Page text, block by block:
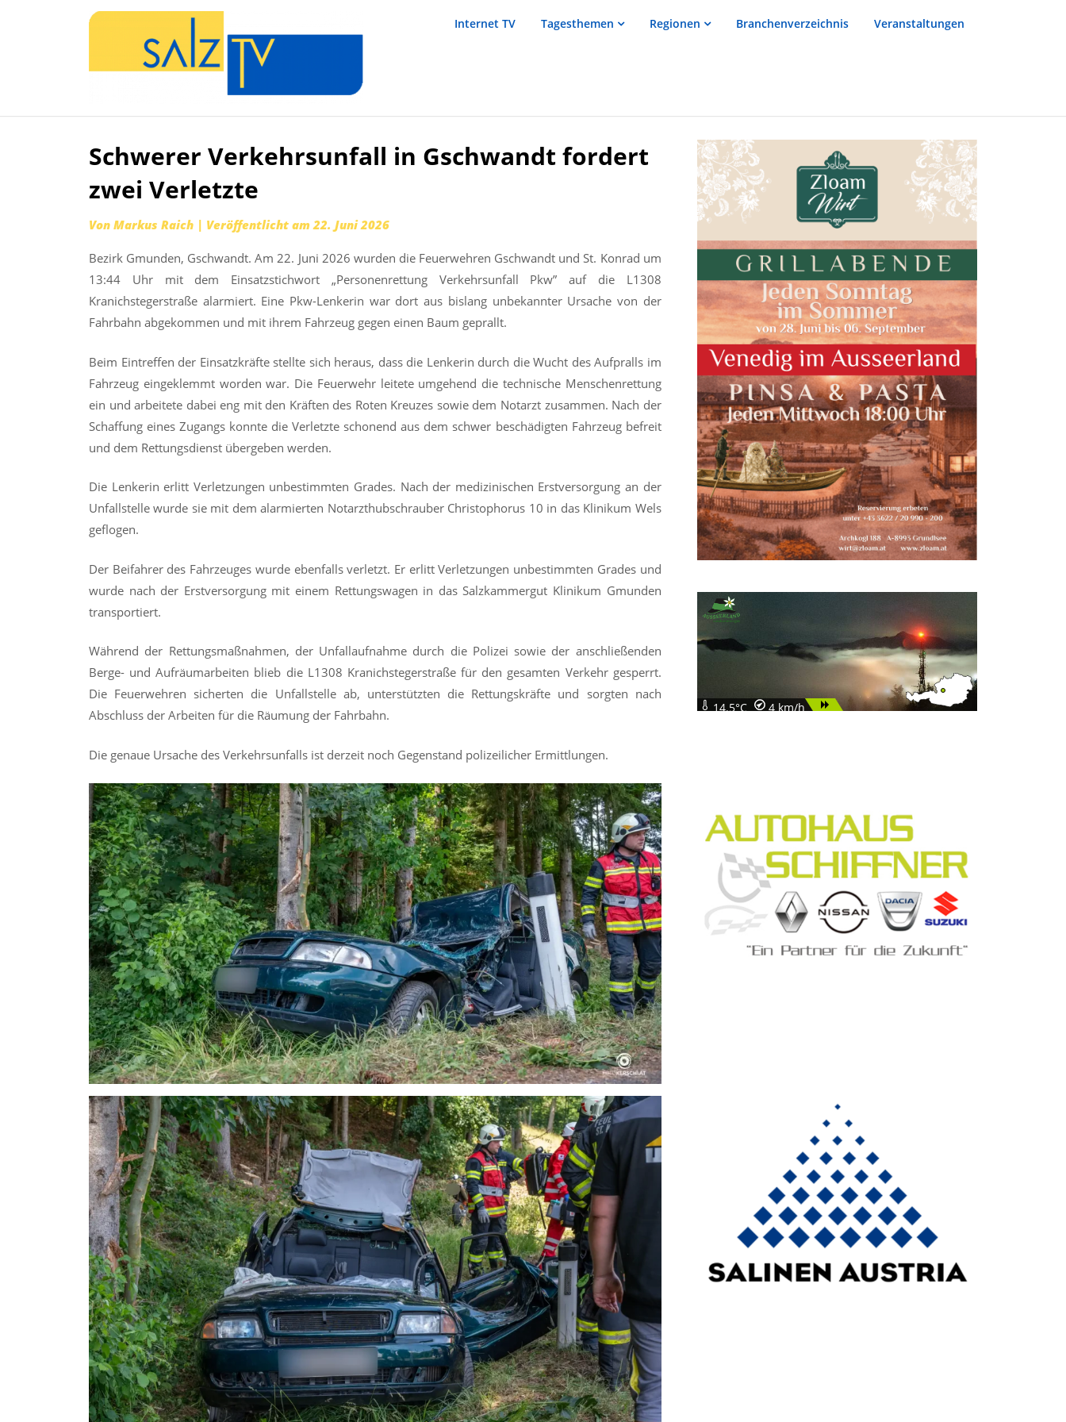
Internet TV Tagesthemen Regionen Branchenverzeichnis Veranstaltungen
Zum
springen
Schwerer Verkehrsunfall in Gschwandt fordert
zwei Verletzte
Von Markus Raich | Veröffentlicht am22. Juni 2026
Bezirk Gmunden, Gschwandt. Am 22. Juni 2026 wurden die Feuerwehren Gschwandt und St. Konrad um
13:44 Uhr mit dem Einsatzstichwort „Personenrettung Verkehrsunfall Pkw” auf die L1308
Kranichstegerstraße alarmiert. Eine Pkw-Lenkerin war dort aus bislang unbekannter Ursache von der
Fahrbahn abgekommen und mit ihrem Fahrzeug gegen einen Baum geprallt.
Beim Eintreffen der Einsatzkräfte stellte sich heraus, dass die Lenkerin durch die Wucht des Aufpralls im
Fahrzeug eingeklemmt worden war. Die Feuerwehr leitete umgehend die technische Menschenrettung
ein und arbeitete dabei eng mit den Kräften des Roten Kreuzes sowie dem Notarzt zusammen. Nach der
Schaffung eines Zugangs konnte die Verletzte schonend aus dem schwer beschädigten Fahrzeug befreit
und dem Rettungsdienst übergeben werden.
Die Lenkerin erlitt Verletzungen unbestimmten Grades. Nach der medizinischen Erstversorgung an der
Unfallstelle wurde sie mit dem alarmierten Notarzthubschrauber Christophorus 10 in das Klinikum Wels
geflogen.
Der Beifahrer des Fahrzeuges wurde ebenfalls verletzt. Er erlitt Verletzungen unbestimmten Grades und
wurde nach der Erstversorgung mit einem Rettungswagen in das Salzkammergut Klinikum Gmunden
transportiert.
Während der Rettungsmaßnahmen, der Unfallaufnahme durch die Polizei sowie der anschließenden
Berge- und Aufräumarbeiten blieb die L1308 Kranichstegerstraße für den gesamten Verkehr gesperrt.
Die Feuerwehren sicherten die Unfallstelle ab, unterstützten die Rettungskräfte und sorgten nach
Abschluss der Arbeiten für die Räumung der Fahrbahn.
Die genaue Ursache des Verkehrsunfalls ist derzeit noch Gegenstand polizeilicher Ermittlungen.
14.5°C 4 km/h